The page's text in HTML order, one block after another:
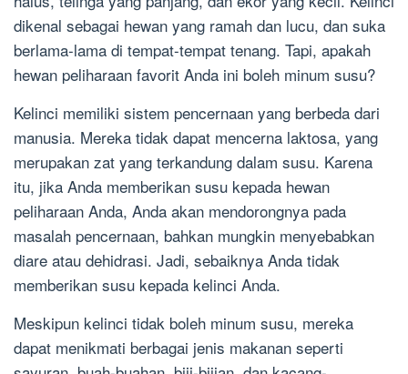
dikenal sebagai hewan yang ramah dan lucu, dan suka
berlama-lama di tempat-tempat tenang. Tapi, apakah
hewan peliharaan favorit Anda ini boleh minum susu?
Kelinci memiliki sistem pencernaan yang berbeda dari
manusia. Mereka tidak dapat mencerna laktosa, yang
merupakan zat yang terkandung dalam susu. Karena
itu, jika Anda memberikan susu kepada hewan
peliharaan Anda, Anda akan mendorongnya pada
masalah pencernaan, bahkan mungkin menyebabkan
diare atau dehidrasi. Jadi, sebaiknya Anda tidak
memberikan susu kepada kelinci Anda.
Meskipun kelinci tidak boleh minum susu, mereka
dapat menikmati berbagai jenis makanan seperti